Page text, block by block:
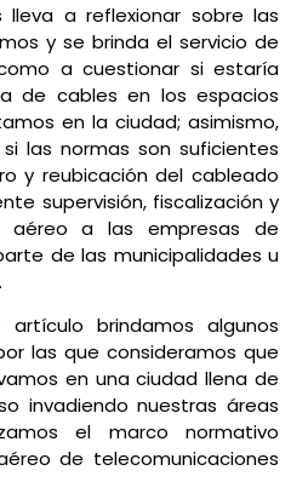
a reflexionar sobre las
y se brinda el servicio de
a cuestionar si estaría
de cables en los espacios
en la ciudad; asimismo,
las normas son suficientes
y reubicación del cableado
supervisión, fiscalización y
aéreo a las empresas de
de las municipalidades u
brindamos algunos
las que consideramos que
en una ciudad llena de
invadiendo nuestras áreas
el marco normativo
de telecomunicaciones